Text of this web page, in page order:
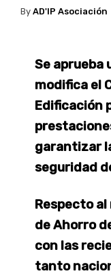
By AD'IP Asociación
Se aprueba
modifica el
Edificación
garantizar
seguridad
Respecto al
de Ahorro
con las
tanto